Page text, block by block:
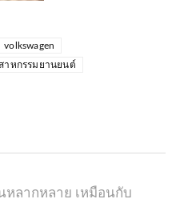
volkswagen
าหกรรมยานยนต์
ลากหลาย เหมือนกับ